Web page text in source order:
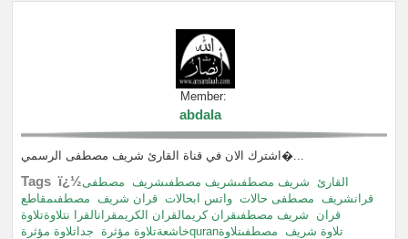
Member:
abdala
اشترك الان في قناة القارئ شريف مصطفى الرسمي�...
Tags ï¿½ القارئ شريف مصطفىشريف مصطفىشريف
مصطفى
قرانشريف
مصطفى حالات واتس ابحالات قران شريف
مصطفىمقاطع
قران
شريف مصطفىقران كريمالقران الكريمقرانالقرا نتلاوةتلاوة
خاشعةتلاوة مؤثرة
جداتلاوة مؤثرةquranتلاوة شريف
مصطفىتلاوة